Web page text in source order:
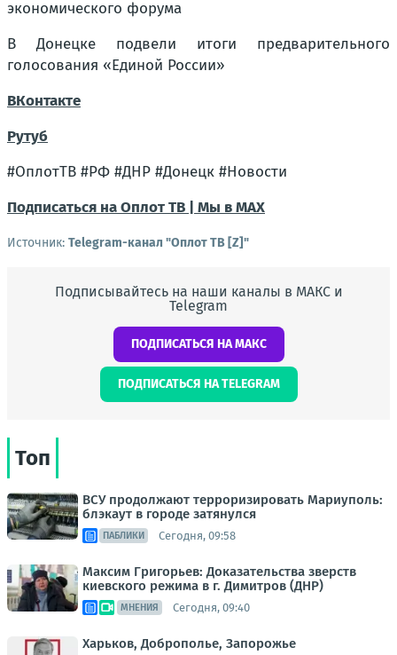
экономического форума
В Донецке подвели итоги предварительного
голосования «Единой России»
ВКонтакте
Рутуб
#ОплотТВ #РФ #ДНР #Донецк #Новости
Подписаться на Оплот ТВ |
Мы в MAX
Источник: Telegram-канал "Оплот ТВ [Z]"
Подписывайтесь на наши каналы в МАКС и
Telegram
ПОДПИСАТЬСЯ НА МАКС
ПОДПИСАТЬСЯ НА TELEGRAM
Топ
ВСУ продолжают терроризировать Мариуполь:
блэкаут в городе затянулся
ПАБЛИКИ Сегодня, 09:58
Максим Григорьев: Доказательства зверств
киевского режима в г. Димитров (ДНР)
МНЕНИЯ Сегодня, 09:40
Харьков, Доброполье, Запорожье